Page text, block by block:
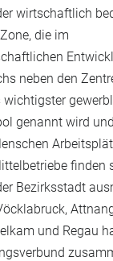
wirtschaftlich
die im
neben den
wichtigster
genannt wird
finden
Bezirksstadt
und Regau